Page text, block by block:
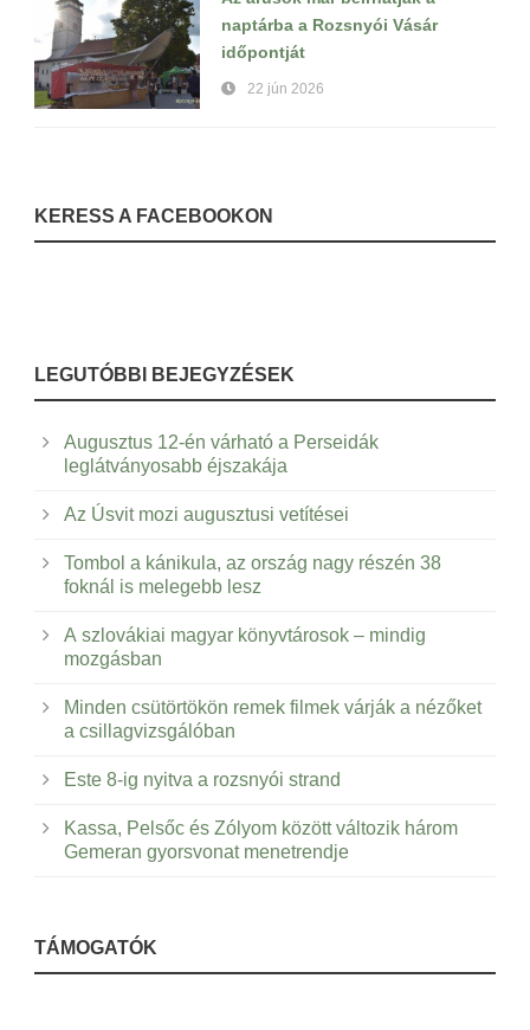
naptárba a Rozsnyói Vásár
időpontját
22 jún 2026
KERESS A FACEBOOKON
LEGUTÓBBI BEJEGYZÉSEK
Augusztus 12-én várható a Perseidák
leglátványosabb éjszakája
Az Úsvit mozi augusztusi vetítései
Tombol a kánikula, az ország nagy részén 38
foknál is melegebb lesz
A szlovákiai magyar könyvtárosok – mindig
mozgásban
Minden csütörtökön remek filmek várják a nézőket
a csillagvizsgálóban
Este 8-ig nyitva a rozsnyói strand
Kassa, Pelsőc és Zólyom között változik három
Gemeran gyorsvonat menetrendje
TÁMOGATÓK